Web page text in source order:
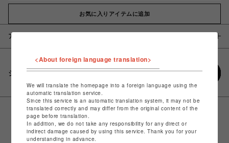
お気に入りアイテムに追加
アイテム説明 / 素材
シェアする
<About foreign language translation>
We will translate the homepage into a foreign language using the
automatic translation service.
Since this service is an automatic translation system, it may not be
translated correctly and may differ from the original content of the
page before translation.
In addition, we do not take any responsibility for any direct or
indirect damage caused by using this service. Thank you for your
understanding in advance.